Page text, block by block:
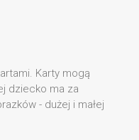
Karty mogą
dziecko ma za
- dużej i małej